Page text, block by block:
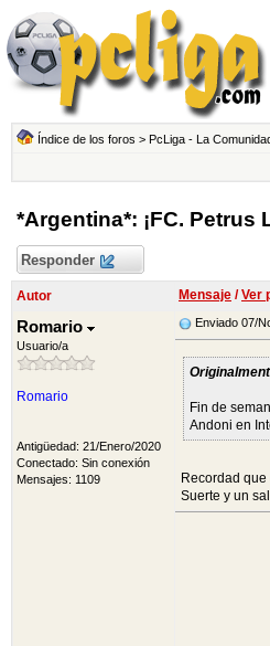
Índice de los foros > PcLiga - La
*Argentina*: ¡FC. Petrus
Responder
Autor Mensaje /Ver
Romario
Usuario/a
Romario
Antigüedad: 21/Enero/2020
Conectado: Sin conexión
Mensajes: 1109
Enviado 07/
Fin de
Andoni en
Recordad
Suerte y un